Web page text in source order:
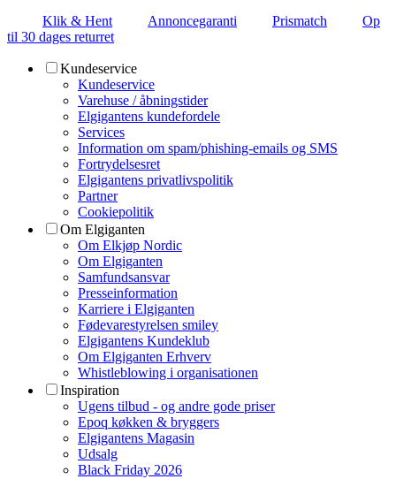
Klik & Hent Annoncegaranti Prismatch
Op
til 30 dages returret
Kundeservice
Kundeservice
Varehuse / åbningstider
Elgigantens kundefordele
Services
Information om spam/phishing-emails og SMS
Fortrydelsesret
Elgigantens privatlivspolitik
Partner
Cookiepolitik
Om Elgiganten
Om Elkjøp Nordic
Om Elgiganten
Samfundsansvar
Presseinformation
Karriere i Elgiganten
Fødevarestyrelsen smiley
Elgigantens Kundeklub
Om Elgiganten Erhverv
Whistleblowing i organisationen
Inspiration
Ugens tilbud - og andre gode priser
Epoq køkken & bryggers
Elgigantens Magasin
Udsalg
Black Friday 2026